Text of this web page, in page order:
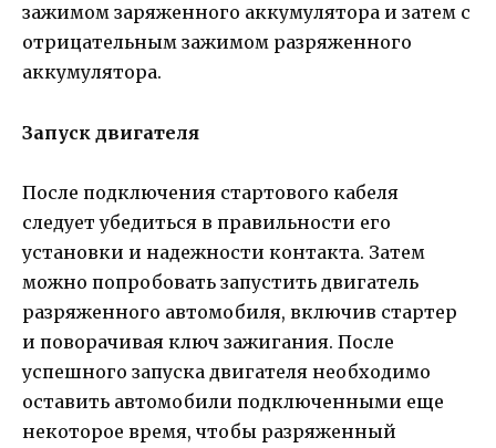
зажимом заряженного аккумулятора и затем с
отрицательным зажимом разряженного
аккумулятора.
Запуск двигателя
После подключения стартового кабеля
следует убедиться в правильности его
установки и надежности контакта. Затем
можно попробовать запустить двигатель
разряженного автомобиля, включив стартер
и поворачивая ключ зажигания. После
успешного запуска двигателя необходимо
оставить автомобили подключенными еще
некоторое время, чтобы разряженный